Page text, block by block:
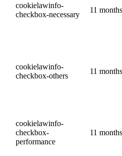
cookielawinfo-
checkbox-necessary
11 months
cookielawinfo-
checkbox-others
11 months
cookielawinfo-
checkbox-
performance
11 months